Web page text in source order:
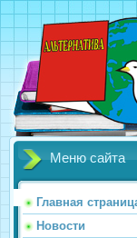
Меню сайта
Главная
Новости